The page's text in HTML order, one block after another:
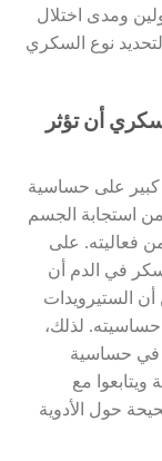
ومدى اختلال
نوع السكري
أن تؤثر
كبير على حساسية
من استجابة الجسم
فعاليته. على
في الدم أن
الستيرويدات
حساسيته. لذلك،
في حساسية
ويتابعوا مع
حول الأدوية